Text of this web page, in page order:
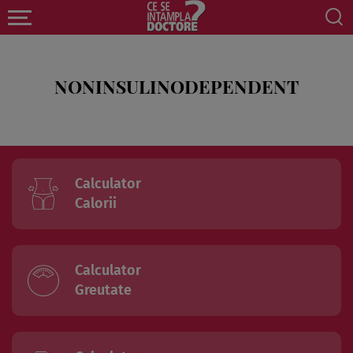
NONINSULINODEPENDENT
Calculator
Calorii
Calculator
Greutate